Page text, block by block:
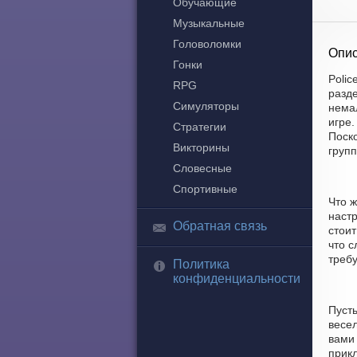
Музыкальные
Головоломки
Гонки
RPG
Симуляторы
Стратегии
Викторины
Словесные
Спортивные
Обратная связь
Политика
конфиденциальности
Что
что
вами